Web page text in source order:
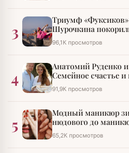
3
Триумф
Шурочкина
императора»
96,1К просмотров
4
Анатомий Руденко
Семейное счастье
91,9К просмотров
5
Модный маникюр
нюдового до
стразами
65,2К просмотров